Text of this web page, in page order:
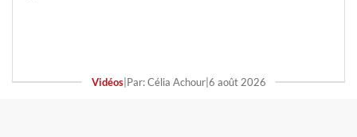
Vidéos| Par: Célia Achour| 6 août 2026